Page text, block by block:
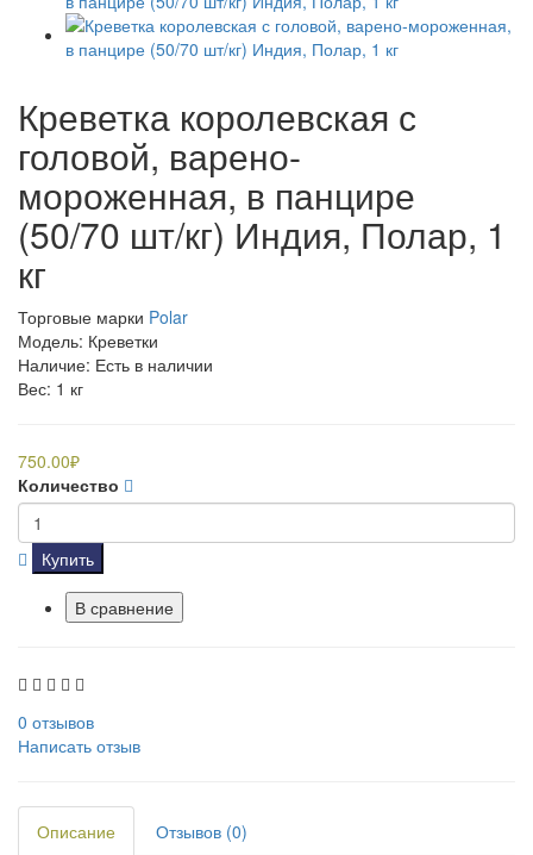
Креветка королевская с
головой, варено-
мороженная, в панцире
(50/70 шт/кг) Индия, Полар, 1
кг
Торговые марки Polar
Модель: Креветки
Наличие: Есть в наличии
Вес: 1 кг
750.00₽
Количество
Купить
В сравнение
0 отзывов
Написать отзыв
Описание
Отзывов (0)